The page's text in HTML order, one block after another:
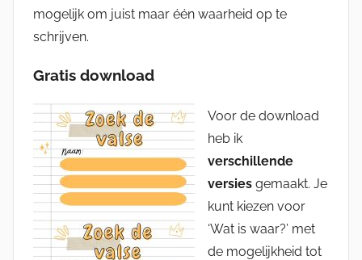
mogelijk om juist maar één waarheid op te
schrijven.
Gratis download
Voor de download
heb ik
verschillende
versies gemaakt. Je
kunt kiezen voor
‘Wat is waar?’ met
de mogelijkheid tot